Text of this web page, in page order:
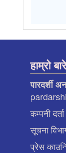
हाम्रो
पारदर्शी
कम्पनी
सूचना
प्रेस